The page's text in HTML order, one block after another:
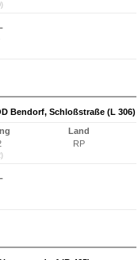
Bendorf, Schloßstraße (L 306)
Land
RP